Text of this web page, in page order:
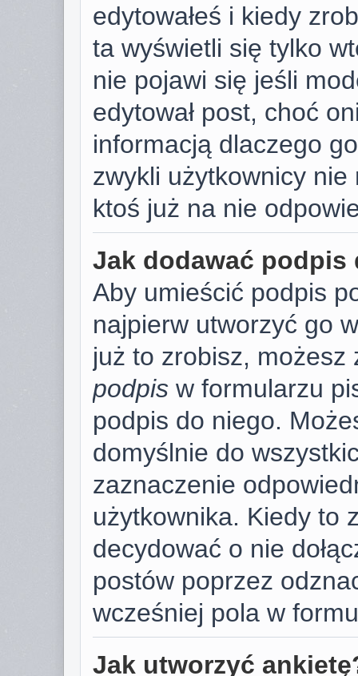
edytowałeś i kiedy
ta wyświetli się tylko
nie pojawi się jeśli
edytował post, choć
informacją dlaczego
zwykli użytkownicy
ktoś już na nie
Jak dodawać
Aby umieścić podpis
najpierw utworzyć go
już to zrobisz,
podpis w formularzu
podpis do niego.
domyślnie do
zaznaczenie
użytkownika. Kiedy to
decydować o nie
postów poprzez
wcześniej pola w
Jak utworzyć